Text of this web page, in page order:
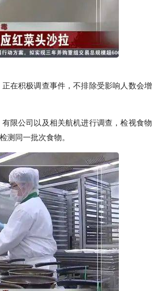
在积极调查事件，不排除受影响人数会增
限公司以及相关航机进行调查，检视食物
同一批次食物。